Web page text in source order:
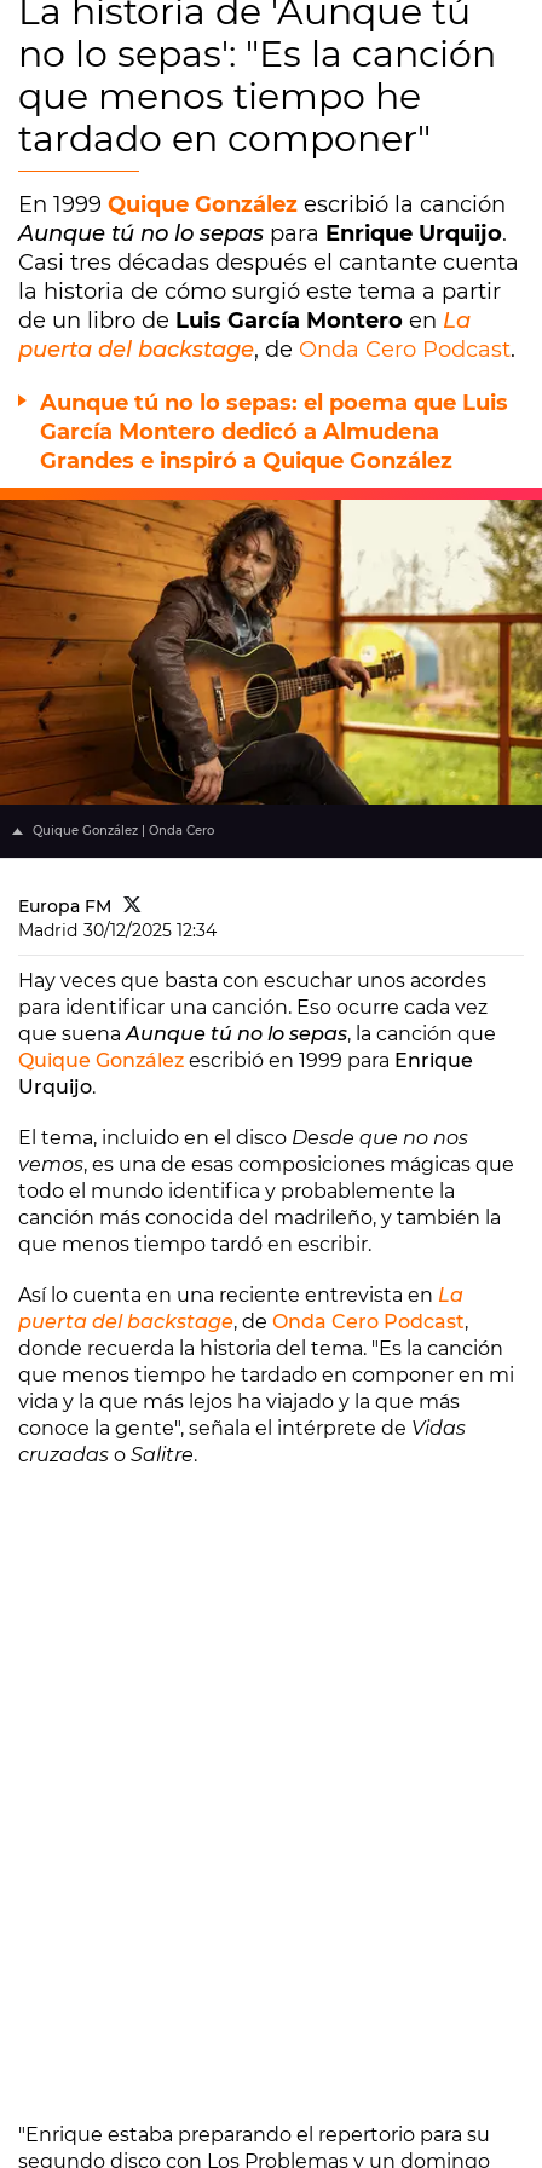
La historia de 'Aunque tú
no lo sepas': "Es la canción
que menos tiempo he
tardado en componer"
En 1999 Quique González escribió la canción
Aunque tú no lo sepas para Enrique Urquijo.
Casi tres décadas después el cantante cuenta
la historia de cómo surgió este tema a partir
de un libro de Luis García Montero en La
puerta del backstage, de Onda Cero Podcast.
Aunque tú no lo sepas: el poema que Luis
García Montero dedicó a Almudena
Grandes e inspiró a Quique González
Quique González | Onda Cero
Europa FM
Madrid 30/12/2025 12:34
Hay veces que basta con escuchar unos acordes
para identificar una canción. Eso ocurre cada vez
que suenaAunque tú no lo sepas, la canción que
Quique González escribió en 1999 para Enrique
Urquijo.
El tema, incluido en el disco Desde que no nos
vemos, es una de esas composiciones mágicas que
todo el mundo identifica y probablemente la
canción más conocida del madrileño, y también la
que menos tiempo tardó en escribir.
Así lo cuenta en una reciente entrevista en La
puerta del backstage, de Onda Cero Podcast,
donde recuerda la historia del tema. "Es la canción
que menos tiempo he tardado en componer en mi
vida y la que más lejos ha viajado y la que más
conoce la gente", señala el intérprete de Vidas
cruzadas o Salitre.
"Enrique estaba preparando el repertorio para su
segundo disco con Los Problemas y un domingo